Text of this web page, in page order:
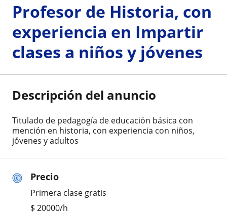
Precio
Primera clase gratis
$ 20000/h
Profesor de Historia, con
experiencia en Impartir
clases a niños y jóvenes
Descripción del anuncio
Titulado de pedagogía de educación básica con
mención en historia, con experiencia con niños,
jóvenes y adultos